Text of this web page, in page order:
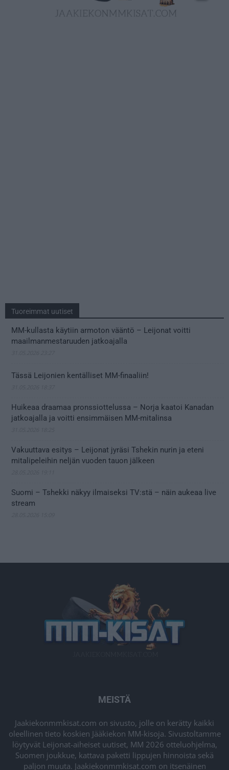
Tuoreimmat uutiset
MM-kullasta käytiin armoton vääntö – Leijonat voitti
maailmanmestaruuden jatkoajalla
Tässä Leijonien kentälliset MM-finaaliin!
Huikeaa draamaa pronssiottelussa – Norja kaatoi Kanadan
jatkoajalla ja voitti ensimmäisen MM-mitalinsa
Vakuuttava esitys – Leijonat jyräsi Tshekin nurin ja eteni
mitalipeleihin neljän vuoden tauon jälkeen
Suomi – Tshekki näkyy ilmaiseksi TV:stä – näin aukeaa live
stream
MEISTÄ
Jaakiekonmmkisat.com on sivusto, jolle on kerätty kaikki
oleellinen tieto koskien Jääkiekon MM-kisoja. Sivustoltamme
löytyvät Leijonat-aiheiset uutiset, MM 2026 otteluohjelma,
Suomen joukkue, kattava paketti lippujen hinnoista sekä
paljon muuta. Jaakiekonmmkisat.com on itsenäinen